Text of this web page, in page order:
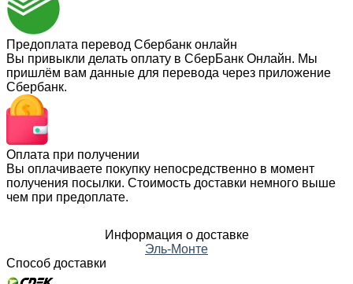
Предоплата перевод Сбербанк онлайн
Вы привыкли делать оплату в СберБанк Онлайн. Мы
пришлём вам данные для перевода через приложение
Сбербанк.
Оплата при получении
Вы оплачиваете покупку непосредственно в момент
получения посылки. Стоимость доставки немного выше
чем при предоплате.
Информация о доставке
Эль-Монте
Способ доставки